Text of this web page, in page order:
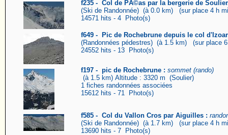
f235 - Col de PÃ©as par la bergerie de
(Ski de Randonnée) (à 0.0 km) (sur place 4 h
14571 hits - 4 Photo(s)
f649 - Pic de Rochebrune depuis le col
(Randonnées pédestres) (à 1.5 km) (sur place
24552 hits - 13 Photo(s)
f197 - pic de Rochebrune : sommet (rando)
(à 1.5 km) Altitude : 3320 m (Soulier)
1 fiches randonnées associées
15612 hits - 71 Photo(s)
f585 - Col du Vallon Cros par Aiguilles :
(Ski de Randonnée) (à 1.7 km) (sur place 4 h
13690 hits - 7 Photo(s)